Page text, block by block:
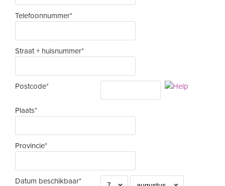
Telefoonnummer*
Straat + huisnummer*
Postcode*
Plaats*
Provincie*
Datum beschikbaar*